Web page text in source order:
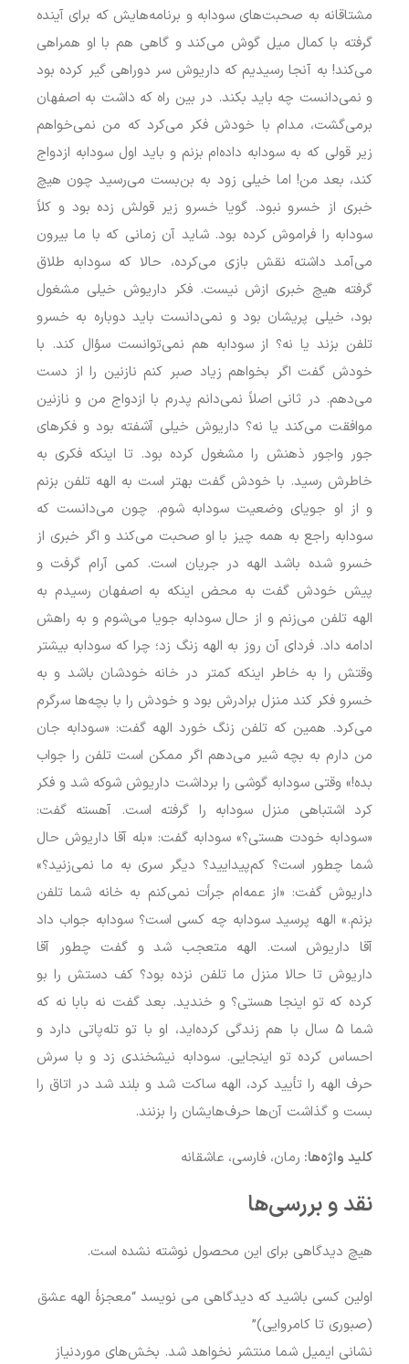
مشتاقانه به صحبت‌های سودابه و برنامه‌هایش که برای آینده
گرفته با کمال میل گوش می‌کند و گاهی هم با او همراهی
می‌کند! به آنجا رسیدیم که داریوش سر دوراهی گیر کرده بود
و نمی‌دانست چه باید بکند. در بین راه که داشت به اصفهان
برمی‌گشت، مدام با خودش فکر می‌کرد که من نمی‌خواهم
زیر قولی که به سودابه داده‌ام بزنم و باید اول سودابه ازدواج
کند، بعد من! اما خیلی زود به بن‌بست می‌رسید چون هیچ
خبری از خسرو نبود. گویا خسرو زیر قولش زده بود و کلاً
سودابه را فراموش کرده بود. شاید آن زمانی که با ما بیرون
می‌آمد داشته نقش بازی می‌کرده، حالا که سودابه طلاق
گرفته هیچ خبری ازش نیست. فکر داریوش خیلی مشغول
بود، خیلی پریشان بود و نمی‌دانست باید دوباره به خسرو
تلفن بزند یا نه؟ از سودابه هم نمی‌توانست سؤال کند. با
خودش گفت اگر بخواهم زیاد صبر کنم نازنین را از دست
می‌دهم. در ثانی اصلاً نمی‌دانم پدرم با ازدواج من و نازنین
موافقت می‌کند یا نه؟ داریوش خیلی آشفته بود و فکرهای
جور واجور ذهنش را مشغول کرده بود. تا اینکه فکری به
خاطرش رسید. با خودش گفت بهتر است به الهه تلفن بزنم
و از او جویای وضعیت سودابه شوم. چون می‌دانست که
سودابه راجع به همه چیز با او صحبت می‌کند و اگر خبری از
خسرو شده باشد الهه در جریان است. کمی آرام گرفت و
پیش خودش گفت به محض اینکه به اصفهان رسیدم به
الهه تلفن می‌زنم و از حال سودابه جویا می‌شوم و به راهش
ادامه داد. فردای آن روز به الهه زنگ زد؛ چرا که سودابه بیشتر
وقتش را به خاطر اینکه کمتر در خانه خودشان باشد و به
خسرو فکر کند منزل برادرش بود و خودش را با بچه‌ها سرگرم
می‌کرد. همین که تلفن زنگ خورد الهه گفت: «سودابه جان
من دارم به بچه شیر می‌دهم اگر ممکن است تلفن را جواب
بده!» وقتی سودابه گوشی را برداشت داریوش شوکه شد و فکر
کرد اشتباهی منزل سودابه را گرفته است. آهسته گفت:
«سودابه خودت هستی؟» سودابه گفت: «بله آقا داریوش حال
شما چطور است؟ کم‌پیدایید؟ دیگر سری به ما نمی‌زنید؟»
داریوش گفت: «از عمه‌ام جرأت نمی‌کنم به خانه شما تلفن
بزنم.» الهه پرسید سودابه چه کسی است؟ سودابه جواب داد
آقا داریوش است. الهه متعجب شد و گفت چطور آقا
داریوش تا حالا منزل ما تلفن نزده بود؟ کف دستش را بو
کرده که تو اینجا هستی؟ و خندید. بعد گفت نه بابا نه که
شما ۵ سال با هم زندگی کرده‌اید، او با تو تله‌پاتی دارد و
احساس کرده تو اینجایی. سودابه نیشخندی زد و با سرش
حرف الهه را تأیید کرد، الهه ساکت شد و بلند شد در اتاق را
بست و گذاشت آن‌ها حرف‌هایشان را بزنند.
کلید واژه‌ها: رمان، فارسی، عاشقانه
نقد و بررسی‌ها
هیچ دیدگاهی برای این محصول نوشته نشده است.
اولین کسی باشید که دیدگاهی می نویسد “معجزۀ الهه عشق
(صبوری تا کامروایی)”
نشانی ایمیل شما منتشر نخواهد شد. بخش‌های موردنیاز